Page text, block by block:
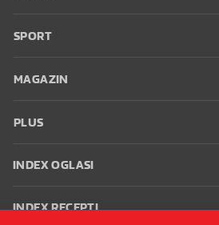
SPORT
MAGAZIN
PLUS
INDEX OGLASI
INDEX RECEPTI